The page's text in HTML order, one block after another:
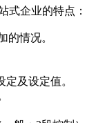
式企业的特点：
的情况。
及设定值。